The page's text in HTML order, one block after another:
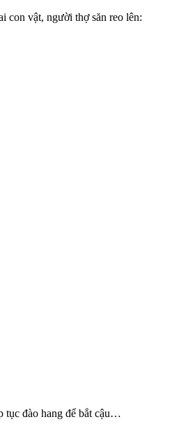
con vật, người thợ săn reo lên:
tục đào hang để bắt cậu…